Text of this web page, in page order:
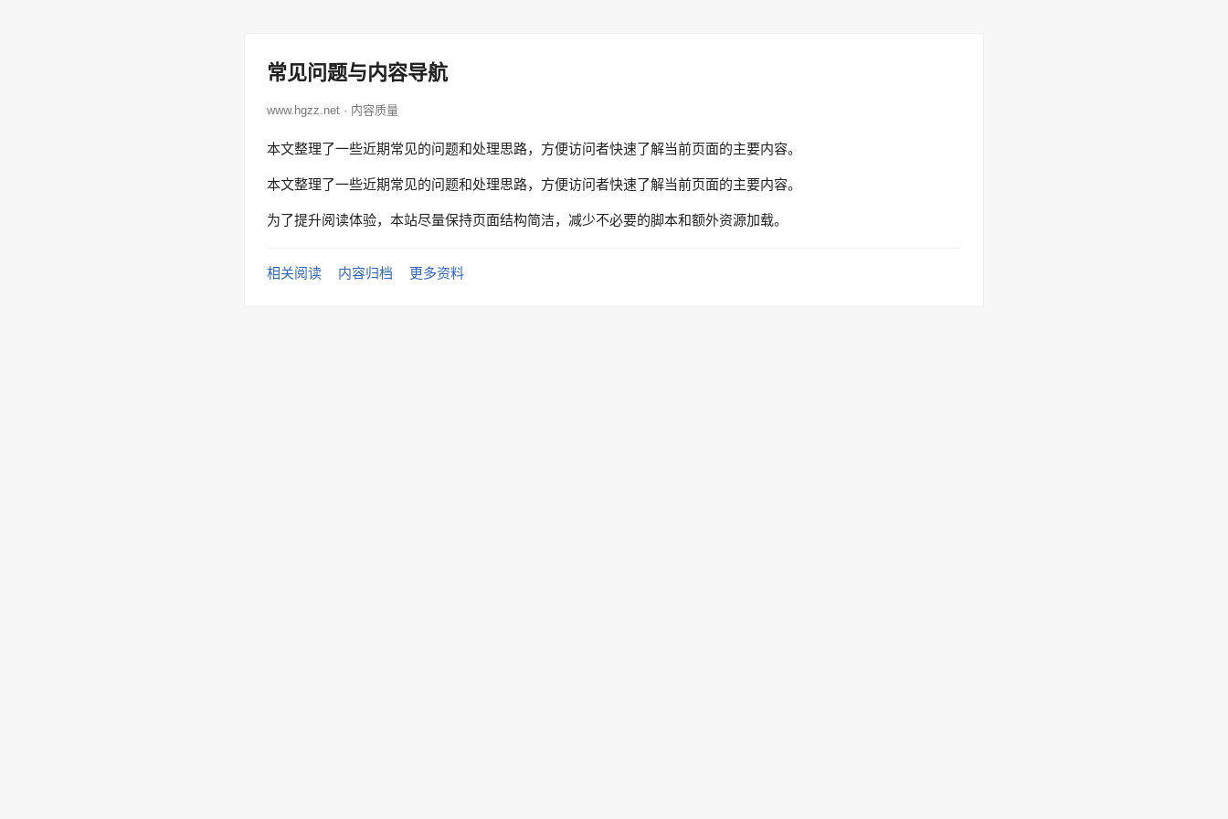
常见问题与内容导航
www.hgzz.net · 内容质量
本文整理了一些近期常见的问题和处理思路，方便访问者快速了解当前页面的主要内容。
本文整理了一些近期常见的问题和处理思路，方便访问者快速了解当前页面的主要内容。
为了提升阅读体验，本站尽量保持页面结构简洁，减少不必要的脚本和额外资源加载。
相关阅读 内容归档 更多资料